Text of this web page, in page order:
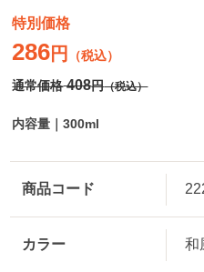
内容量｜300ml
特別価格
286円 （税込）
通常価格408円（税込）
商品コード
カラー 和